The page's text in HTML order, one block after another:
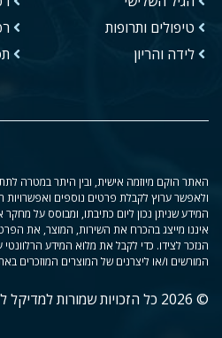
טיפולים ותרופות
לידה והריון
האתר הוקם מיוזמה אישית, ובין היתר במטרה
ולאפשר ערוץ לקבלת פרטים נוספים ואפשרויות
המידע שניתן נכון ליום כתיבתו, ומבוסס על
איננו מייצג בהכרח את השירות, המוצר, את
הנזכר לצידו. כדי לקבל את מלוא המידע
המורשים ו/או ליצרנים של המוצרים המוזכרים
© 2026 כל הזכויות שמורות למדיקל ליין